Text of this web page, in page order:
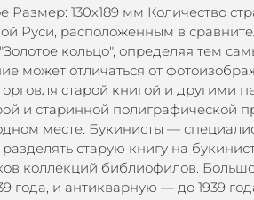
130х189 мм Количество
Руси, расположенным в
кольцо", определяя тем
может отличаться от
старой книгой и другими
и старинной полиграфической
месте. Букинисты —
старую книгу на
коллекций библиофилов.
года, и антикварную — до 1939